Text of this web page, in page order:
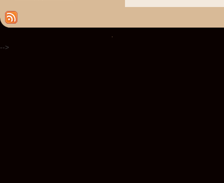
-->